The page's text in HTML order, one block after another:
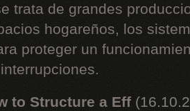
trata de grandes
hogareños, los
proteger un
to Structure a Eff